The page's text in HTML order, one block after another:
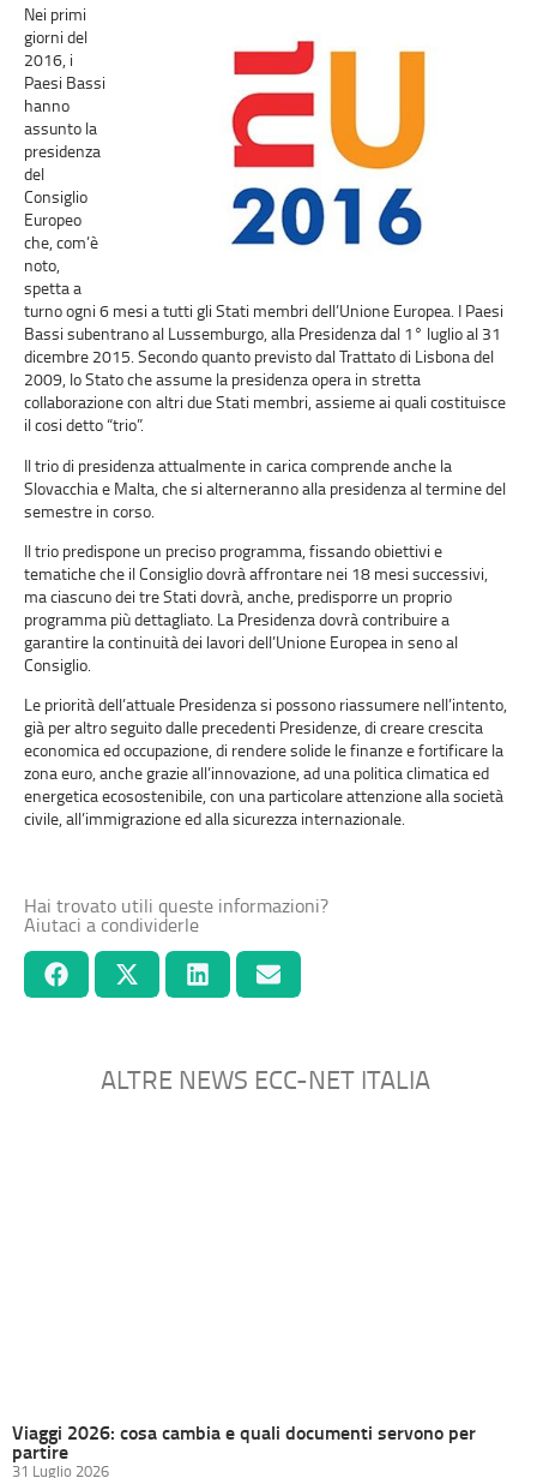
Nei primi
giorni del
2016, i
Paesi Bassi
hanno
assunto la
presidenza
del
Consiglio
Europeo
che, com’è
noto,
spetta a
turno ogni 6 mesi a tutti gli Stati membri dell’Unione Europea. I Paesi
Bassi subentrano al Lussemburgo, alla Presidenza dal 1° luglio al 31
dicembre 2015. Secondo quanto previsto dal Trattato di Lisbona del
2009, lo Stato che assume la presidenza opera in stretta
collaborazione con altri due Stati membri, assieme ai quali costituisce
il cosi detto “trio”.
Il trio di presidenza attualmente in carica comprende anche la
Slovacchia e Malta, che si alterneranno alla presidenza al termine del
semestre in corso.
Il trio predispone un preciso programma, fissando obiettivi e
tematiche che il Consiglio dovrà affrontare nei 18 mesi successivi,
ma ciascuno dei tre Stati dovrà, anche, predisporre un proprio
programma più dettagliato. La Presidenza dovrà contribuire a
garantire la continuità dei lavori dell’Unione Europea in seno al
Consiglio.
Le priorità dell’attuale Presidenza si possono riassumere nell’intento,
già per altro seguito dalle precedenti Presidenze, di creare crescita
economica ed occupazione, di rendere solide le finanze e fortificare la
zona euro, anche grazie all’innovazione, ad una politica climatica ed
energetica ecosostenibile, con una particolare attenzione alla società
civile, all’immigrazione ed alla sicurezza internazionale.
Hai trovato utili queste informazioni?
Aiutaci a condividerle
ALTRE NEWS ECC-NET ITALIA
Viaggi 2026: cosa cambia e quali documenti servono per
partire
31 Luglio 2026